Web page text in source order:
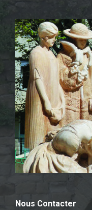
Nous Contacter